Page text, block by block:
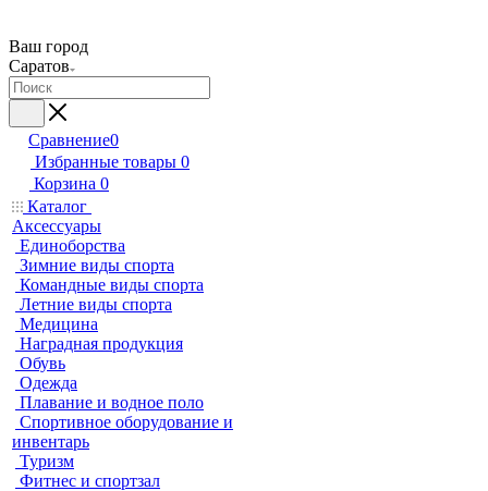
Ваш город
Саратов
Сравнение0
Избранные товары 0
Корзина 0
Каталог
Аксессуары
Единоборства
Зимние виды спорта
Командные виды спорта
Летние виды спорта
Медицина
Наградная продукция
Обувь
Одежда
Плавание и водное поло
Спортивное оборудование и
инвентарь
Туризм
Фитнес и спортзал